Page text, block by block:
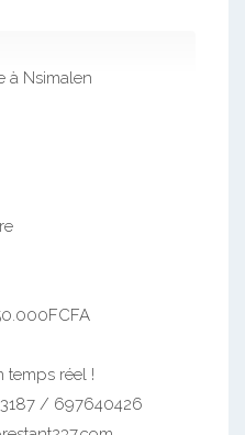
à Nsimalen
temps réel !
/ 697640426